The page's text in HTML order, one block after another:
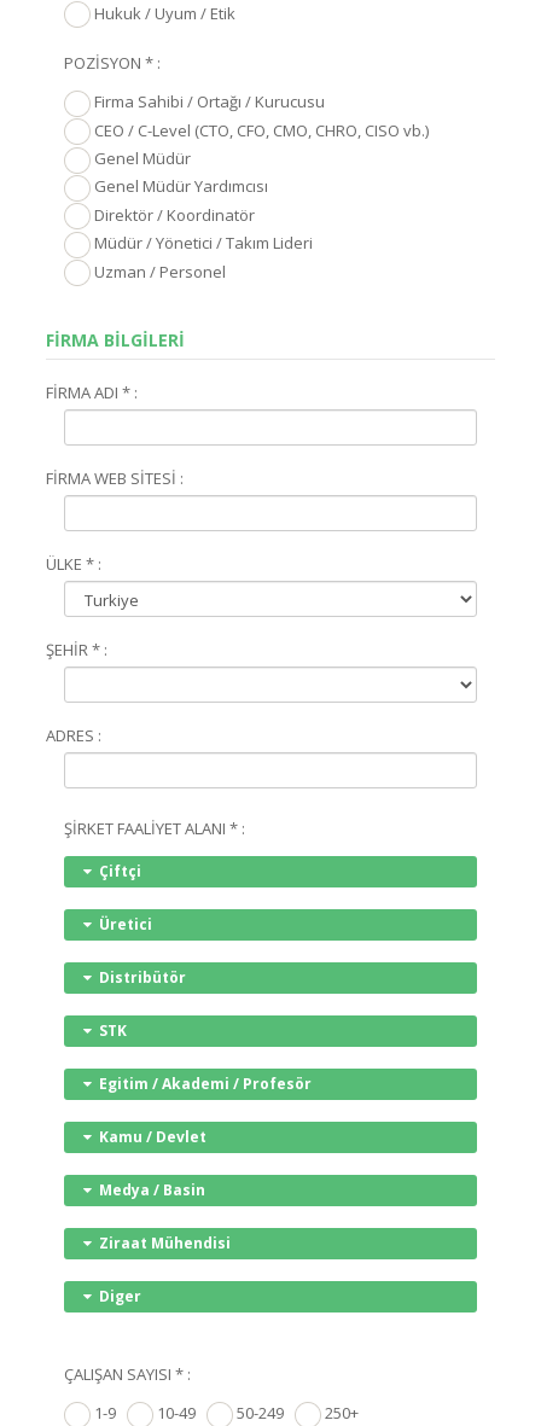
Hukuk / Uyum / Etik
POZİSYON * :
Firma Sahibi / Ortağı / Kurucusu
CEO / C-Level (CTO, CFO, CMO, CHRO, CISO vb.)
Genel Müdür
Genel Müdür Yardımcısı
Direktör / Koordinatör
Müdür / Yönetici / Takım Lideri
Uzman / Personel
FİRMA BİLGİLERİ
FİRMA ADI * :
FİRMA WEB SİTESİ :
ÜLKE * :
ŞEHİR * :
ADRES :
ŞİRKET FAALİYET ALANI * :
Çiftçi
Üretici
Distribütör
STK
Egitim / Akademi / Profesör
Kamu / Devlet
Medya / Basin
Ziraat Mühendisi
Diger
ÇALIŞAN SAYISI * :
1-9
10-49 50-249 250+